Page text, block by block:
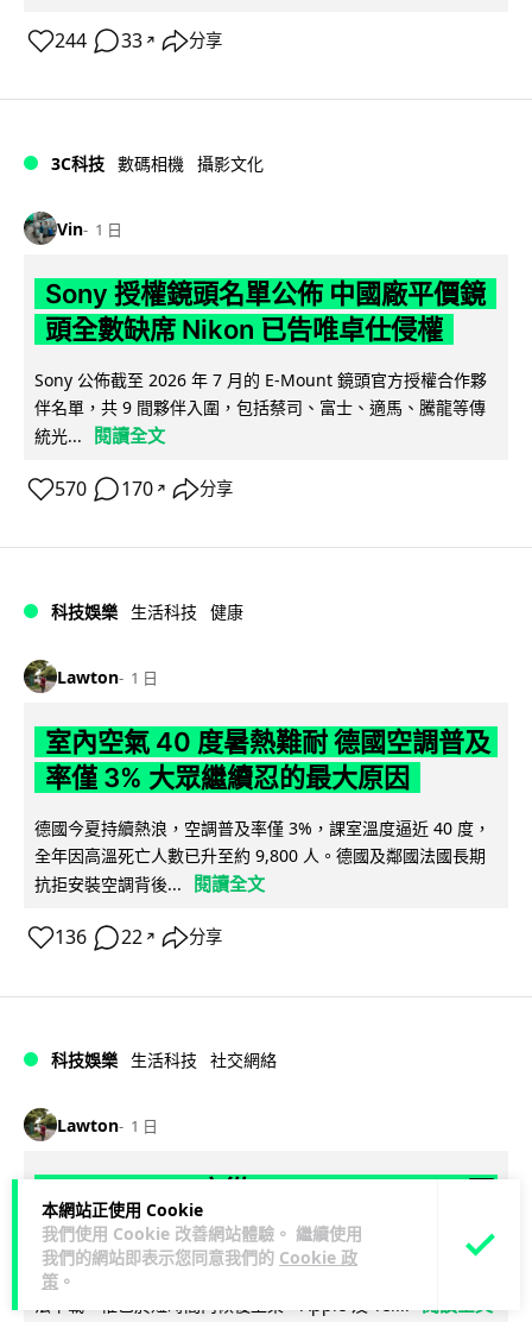
本網站正使用 Cookie
我們使用 Cookie 改善網站體驗。 繼續使用
我們的網站即表示您同意我們的 Cookie 政
策 。
244 33 ↗ 分享
3C科技 數碼相機 攝影文化
Vin 1 日
Sony 授權鏡頭名單公佈 中國廠平價鏡
頭全數缺席 Nikon 已告唯卓仕侵權
Sony 公佈截至 2026 年 7 月的 E-Mount 鏡頭官方授權合作夥
伴名單，共 9 間夥伴入圍，包括蔡司、富士、適馬、騰龍等傳
統光...
閱讀全文
570 170 ↗ 分享
科技娛樂 生活科技 健康
Lawton 1 日
室內空氣 40 度暑熱難耐 德國空調普及
率僅 3% 大眾繼續忍的最大原因
德國今夏持續熱浪，空調普及率僅 3%，課室溫度逼近 40 度，
全年因高溫死亡人數已升至約 9,800 人。德國及鄰國法國長期
抗拒安裝空調背後...
閱讀全文
136 22 ↗ 分享
科技娛樂 生活科技 社交網絡
Lawton 1 日
架 官方未解釋原因迅速恢復上架
Telegram 8 月 4 日一度從 Apple App Store 消失，新用戶無
法下載，惟已於短時間內恢復上架。Apple 及 Tel... 閱讀全文